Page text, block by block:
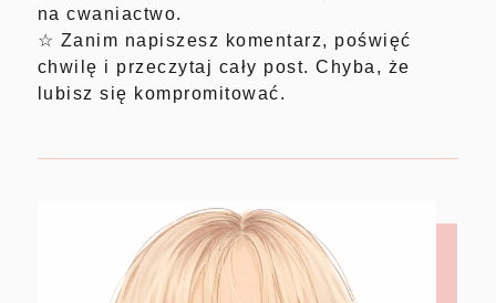
na cwaniactwo.
☆ Zanim napiszesz komentarz, poświęć
chwilę i przeczytaj cały post. Chyba, że
lubisz się kompromitować.